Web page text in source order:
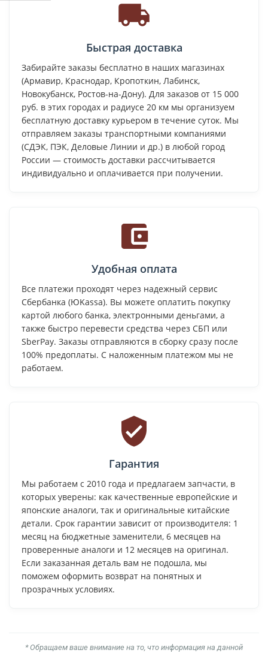
Быстрая доставка
Забирайте заказы бесплатно в наших магазинах
(Армавир, Краснодар, Кропоткин, Лабинск,
Новокубанск, Ростов-на-Дону). Для заказов от 15 000
руб. в этих городах и радиусе 20 км мы организуем
бесплатную доставку курьером в течение суток. Мы
отправляем заказы транспортными компаниями
(СДЭК, ПЭК, Деловые Линии и др.) в любой город
России — стоимость доставки рассчитывается
индивидуально и оплачивается при получении.
Удобная оплата
Все платежи проходят через надежный сервис
Сбербанка (ЮKassa). Вы можете оплатить покупку
картой любого банка, электронными деньгами, а
также быстро перевести средства через СБП или
SberPay. Заказы отправляются в сборку сразу после
100% предоплаты. С наложенным платежом мы не
работаем.
Гарантия
Мы работаем с 2010 года и предлагаем запчасти, в
которых уверены: как качественные европейские и
японские аналоги, так и оригинальные китайские
детали. Срок гарантии зависит от производителя: 1
месяц на бюджетные заменители, 6 месяцев на
проверенные аналоги и 12 месяцев на оригинал.
Если заказанная деталь вам не подошла, мы
поможем оформить возврат на понятных и
прозрачных условиях.
* Обращаем ваше внимание на то, что информация на данной